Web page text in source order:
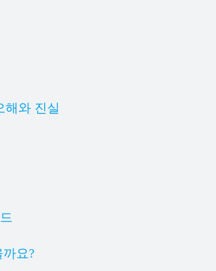
해와 진실
요?